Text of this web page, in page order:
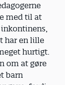
med til at
har en lille
hurtigt.
om at gøre
barn